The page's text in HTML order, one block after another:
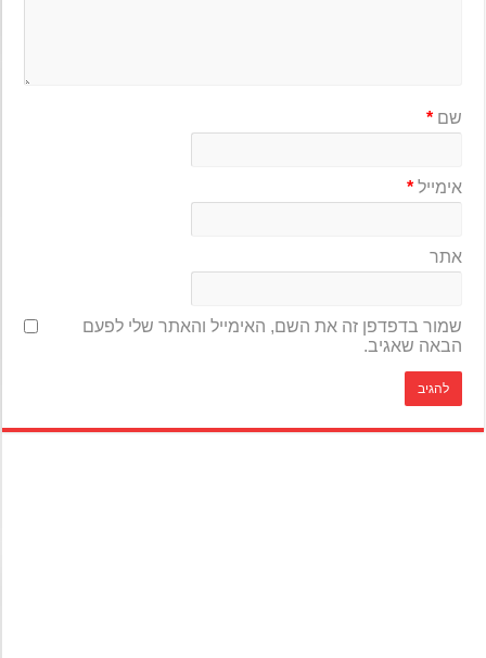
שם*
אימייל*
אתר
שמור בדפדפן זה את השם, האימייל והאתר שלי לפעם
הבאה שאגיב.